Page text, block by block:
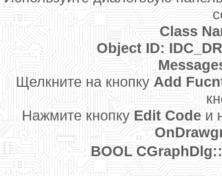
Class
Object ID:
Щелкните на кнопкуAdd
Нажмите кнопкуEdit Codeи
BOOL